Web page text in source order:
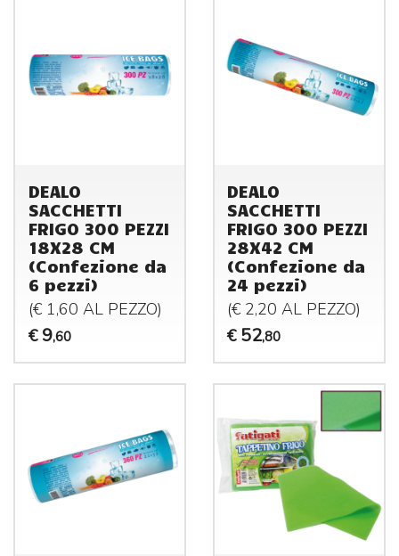
DEALO
SACCHETTI
FRIGO 300 PEZZI
18X28 CM
(Confezione da
6 pezzi)
(€ 1,60 AL PEZZO)
€ 9,60
DEALO
SACCHETTI
FRIGO 300 PEZZI
28X42 CM
(Confezione da
24 pezzi)
(€ 2,20 AL PEZZO)
€ 52,80